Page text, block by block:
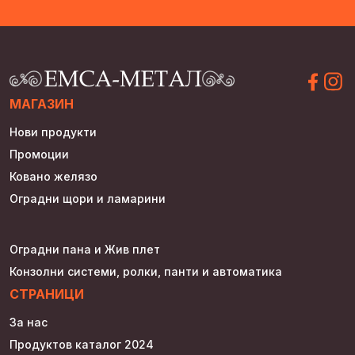
МАГАЗИН
Нови продукти
Промоции
Ковано желязо
Оградни щори и ламарини
Оградни пана и Жив плет
Конзолни системи, ролки, панти и автоматика
СТРАНИЦИ
За нас
Продуктов каталог 2024